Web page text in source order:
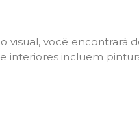
visual, você encontrará
interiores incluem